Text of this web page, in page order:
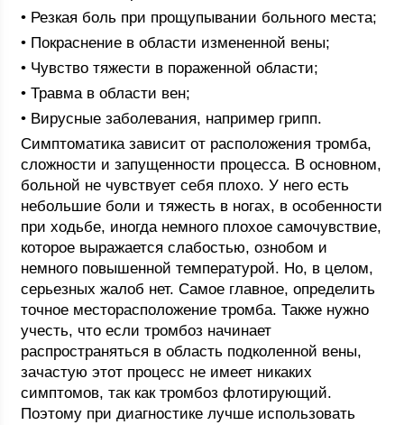
• Резкая боль при прощупывании больного места;
• Покраснение в области измененной вены;
• Чувство тяжести в пораженной области;
• Травма в области вен;
• Вирусные заболевания, например грипп.
Симптоматика зависит от расположения тромба,
сложности и запущенности процесса. В основном,
больной не чувствует себя плохо. У него есть
небольшие боли и тяжесть в ногах, в особенности
при ходьбе, иногда немного плохое самочувствие,
которое выражается слабостью, ознобом и
немного повышенной температурой. Но, в целом,
серьезных жалоб нет. Самое главное, определить
точное месторасположение тромба. Также нужно
учесть, что если тромбоз начинает
распространяться в область подколенной вены,
зачастую этот процесс не имеет никаких
симптомов, так как тромбоз флотирующий.
Поэтому при диагностике лучше использовать